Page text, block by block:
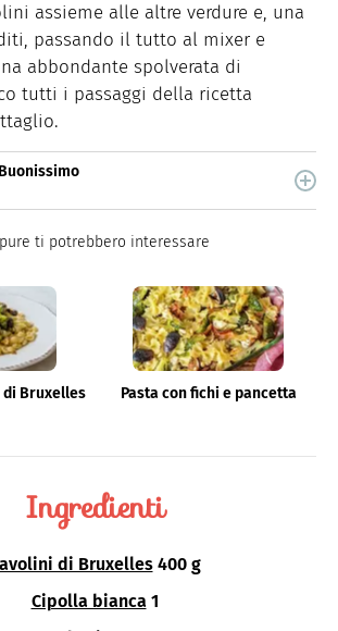
assieme alle altre verdure e, una
passando il tutto al mixer e
abbondante spolverata di
tutti i passaggi della ricetta
veloci, facili e spiegate passo passo.
ti potrebbero interessare
di Bruxelles Pasta con fichi e pancetta
Ingredienti
di Bruxelles 400 g
Cipolla bianca 1